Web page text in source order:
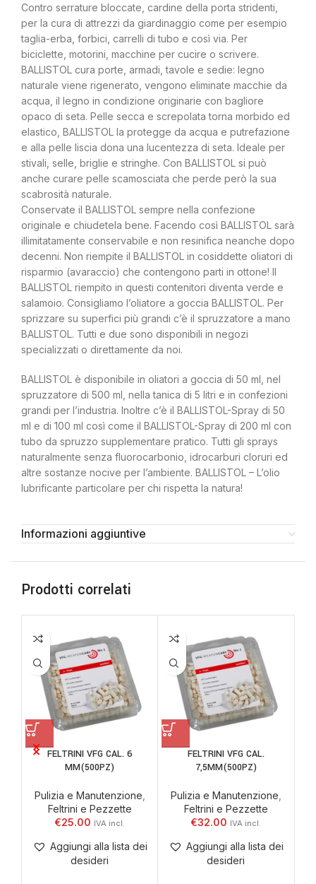
Contro serrature bloccate, cardine della porta stridenti,
per la cura di attrezzi da giardinaggio come per esempio
taglia-erba, forbici, carrelli di tubo e così via. Per
biciclette, motorini, macchine per cucire o scrivere.
BALLISTOL cura porte, armadi, tavole e sedie: legno
naturale viene rigenerato, vengono eliminate macchie da
acqua, il legno in condizione originarie con bagliore
opaco di seta. Pelle secca e screpolata torna morbido ed
elastico, BALLISTOL la protegge da acqua e putrefazione
e alla pelle liscia dona una lucentezza di seta. Ideale per
stivali, selle, briglie e stringhe. Con BALLISTOL si può
anche curare pelle scamosciata che perde però la sua
scabrosità naturale.
Conservate il BALLISTOL sempre nella confezione
originale e chiudetela bene. Facendo così BALLISTOL sarà
illimitatamente conservabile e non resinifica neanche dopo
decenni. Non riempite il BALLISTOL in cosiddette oliatori di
risparmio (avaraccio) che contengono parti in ottone! Il
BALLISTOL riempito in questi contenitori diventa verde e
salamoio. Consigliamo l’oliatore a goccia BALLISTOL. Per
sprizzare su superfici più grandi c’è il spruzzatore a mano
BALLISTOL. Tutti e due sono disponibili in negozi
specializzati o direttamente da noi.
BALLISTOL è disponibile in oliatori a goccia di 50 ml, nel
spruzzatore di 500 ml, nella tanica di 5 litri e in confezioni
grandi per l’industria. Inoltre c’è il BALLISTOL-Spray di 50
ml e di 100 ml così come il BALLISTOL-Spray di 200 ml con
tubo da spruzzo supplementare pratico. Tutti gli sprays
naturalmente senza fluorocarbonio, idrocarburi cloruri ed
altre sostanze nocive per l’ambiente. BALLISTOL – L’olio
lubrificante particolare per chi rispetta la natura!
Informazioni aggiuntive
Prodotti correlati
FELTRINI VFG CAL. 6
MM(500PZ)
Pulizia e Manutenzione
Feltrini e Pezzette
€25.00
Aggiungi alla lista dei
desideri
FELTRINI VFG CAL.
7,5MM(500PZ)
Pulizia e Manutenzione
Feltrini e Pezzette
€32.00
Aggiungi alla lista dei
desideri